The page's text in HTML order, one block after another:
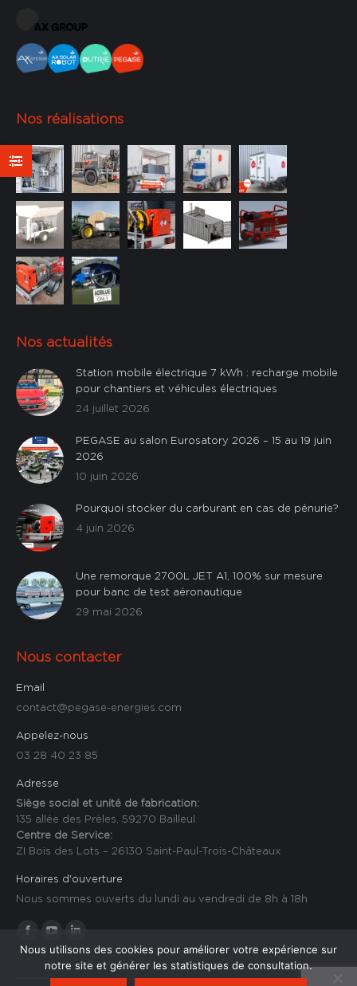
Nos réalisations
Nos actualités
Station mobile électrique 7 kWh : recharge mobile
pour chantiers et véhicules électriques
24 juillet 2026
PEGASE au salon Eurosatory 2026 – 15 au 19 juin
2026
10 juin 2026
Pourquoi stocker du carburant en cas de pénurie?
4 juin 2026
Une remorque 2700L JET A1, 100% sur mesure
pour banc de test aéronautique
29 mai 2026
Nous contacter
Email
contact@pegase-energies.com
Appelez-nous
03 28 40 23 85
Adresse
Siège social et unité de fabrication:
135 allée des Prèles, 59270 Bailleul
Centre de Service:
ZI Bois des Lots – 26130 Saint-Paul-Trois-Châteaux
Horaires d'ouverture
Nous sommes ouverts du lundi au vendredi de 8h à 18h
Trouvez nous sur :
Facebook
page
YouTube
page
LinkedIn
Nous utilisons des cookies pour améliorer votre expérience sur
notre site et générer les statistiques de consultation.